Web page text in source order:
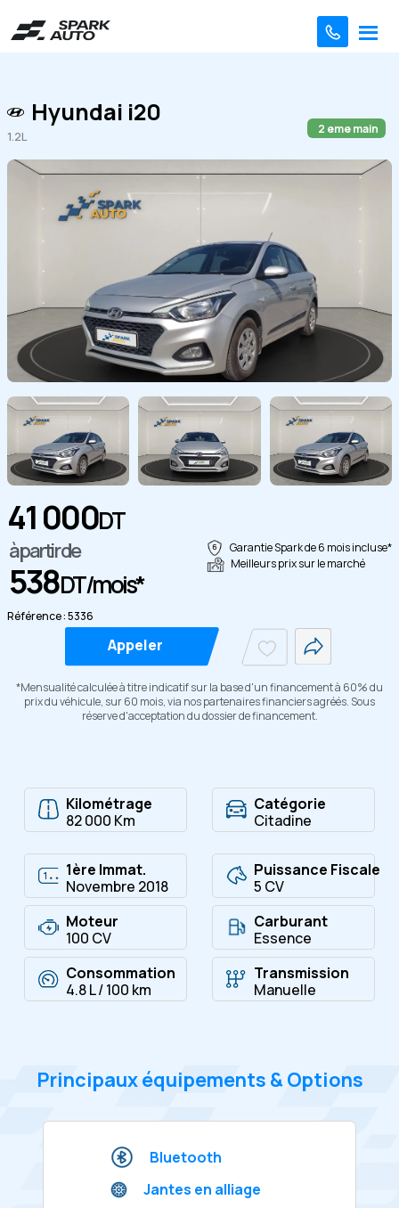
Hyundai i20
1.2L 2 eme main
41 000DT
à partir de
538DT/mois*
Référence : 5336
Garantie Spark de 6 mois incluse*
Meilleurs prix sur le marché
Appeler
*Mensualité calculée à titre indicatif sur la base d'un financement à 60% du
prix du véhicule, sur 60 mois, via nos partenaires financiers agréés. Sous
réserve d'acceptation du dossier de financement.
Kilométrage
82 000 Km
Catégorie
Citadine
1ère Immat.
Novembre 2018
Puissance Fiscale
5 CV
Moteur
100 CV
Carburant
Essence
Consommation
4.8 L / 100 km
Transmission
Manuelle
Principaux équipements & Options
Bluetooth
Jantes en alliage
Copier